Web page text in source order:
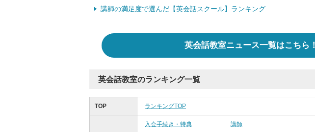
講師の満足度で選んだ【英会話スクール】ランキング
英会話教室ニュース一覧はこちら！
英会話教室のランキング一覧
TOP ランキングTOP
入会手続き・特典 講師